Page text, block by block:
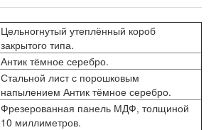
Цельногнутый утеплённый короб
закрытого типа.
Антик тёмное серебро.
Стальной лист с порошковым
напылением Антик тёмное серебро.
Фрезерованная панель МДФ, толщиной
10 миллиметров.